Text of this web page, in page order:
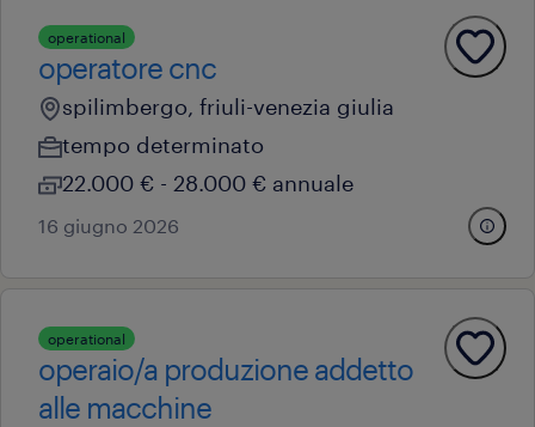
operational
operatore cnc
spilimbergo, friuli-venezia giulia
tempo determinato
22.000 € - 28.000 € annuale
16 giugno 2026
operational
operaio/a produzione addetto
alle macchine